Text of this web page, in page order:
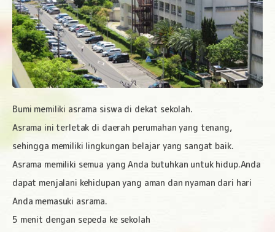
Bumi memiliki asrama siswa di dekat sekolah.
Asrama ini terletak di daerah perumahan yang tenang,
sehingga memiliki lingkungan belajar yang sangat baik.
Asrama memiliki semua yang Anda butuhkan untuk hidup.Anda
dapat menjalani kehidupan yang aman dan nyaman dari hari
Anda memasuki asrama.
5 menit dengan sepeda ke sekolah